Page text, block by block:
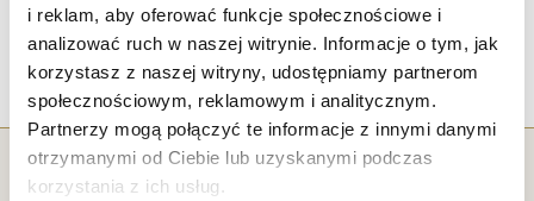
i reklam, aby oferować funkcje społecznościowe i
analizować ruch w naszej witrynie. Informacje o tym, jak
korzystasz z naszej witryny, udostępniamy partnerom
społecznościowym, reklamowym i analitycznym.
Partnerzy mogą połączyć te informacje z innymi danymi
otrzymanymi od Ciebie lub uzyskanymi podczas
korzystania z ich usług.
słodko-gorzką podróż w przeszłość.